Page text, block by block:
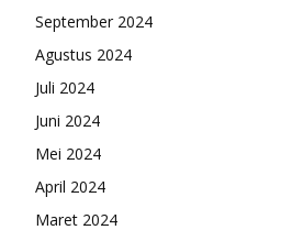
September 2024
Agustus 2024
Juli 2024
Juni 2024
Mei 2024
April 2024
Maret 2024